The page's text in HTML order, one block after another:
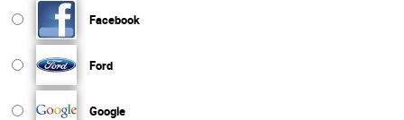
Facebook
Ford
Google